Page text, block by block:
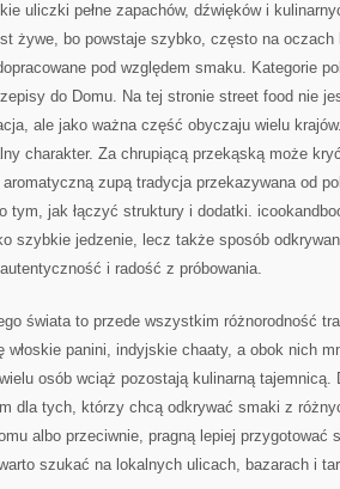
uliczki pełne zapachów, dźwięków i
żywe, bo powstaje szybko, często na oczach
pod względem smaku. Kategorie
do Domu. Na tej stronie street food nie
ale jako ważna część obyczaju wielu
charakter. Za chrupiącą przekąską może
zupą tradycja przekazywana od
tym, jak łączyć struktury i dodatki.
szybkie jedzenie, lecz także sposób
i radość z próbowania.
świata to przede wszystkim różnorodność
włoskie panini, indyjskie chaaty, a obok nich
osób wciąż pozostają kulinarną
dla tych, którzy chcą odkrywać smaki z
albo przeciwnie, pragną lepiej przygotować
szukać na lokalnych ulicach, bazarach i